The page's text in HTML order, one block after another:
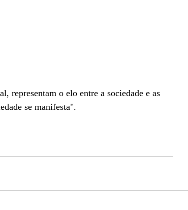
representam o elo entre a sociedade e as
se manifesta".